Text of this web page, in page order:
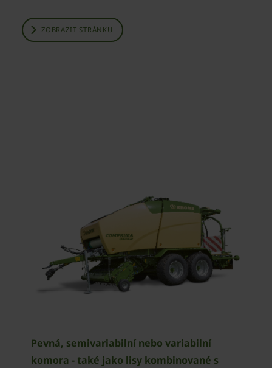
ZOBRAZIT STRÁNKU
Pevná, semivariabilní nebo variabilní
komora - také jako lisy kombinované s